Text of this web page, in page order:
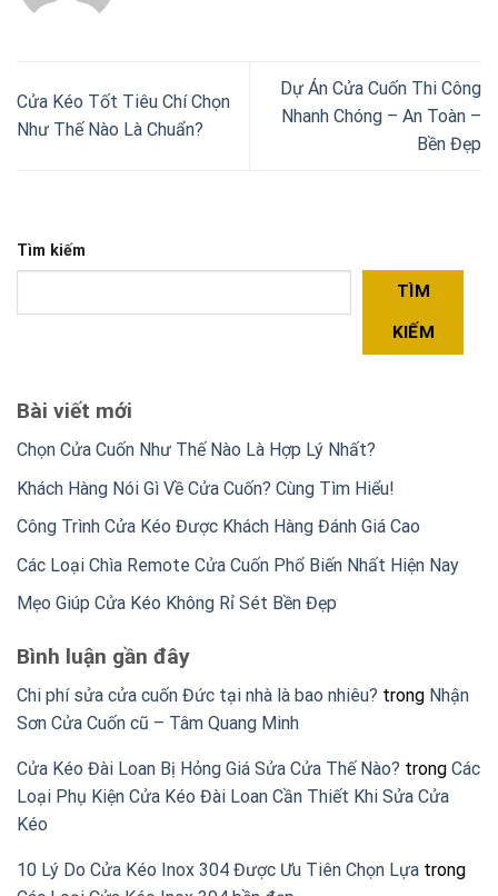
Cửa Kéo Tốt Tiêu Chí Chọn
Như Thế Nào Là Chuẩn?
Dự Án Cửa Cuốn Thi Công
Nhanh Chóng – An Toàn –
Bền Đẹp
Tìm kiếm
TÌM
KIẾM
Bài viết mới
Chọn Cửa Cuốn Như Thế Nào Là Hợp Lý Nhất?
Khách Hàng Nói Gì Về Cửa Cuốn? Cùng Tìm Hiểu!
Công Trình Cửa Kéo Được Khách Hàng Đánh Giá Cao
Các Loại Chìa Remote Cửa Cuốn Phổ Biến Nhất Hiện Nay
Mẹo Giúp Cửa Kéo Không Rỉ Sét Bền Đẹp
Bình luận gần đây
Chi phí sửa cửa cuốn Đức tại nhà là bao nhiêu? trong Nhận
Sơn Cửa Cuốn cũ – Tâm Quang Minh
Cửa Kéo Đài Loan Bị Hỏng Giá Sửa Cửa Thế Nào? trong Các
Loại Phụ Kiện Cửa Kéo Đài Loan Cần Thiết Khi Sửa Cửa
Kéo
10 Lý Do Cửa Kéo Inox 304 Được Ưu Tiên Chọn Lựa trong